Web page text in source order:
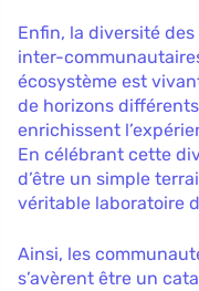
Enfin, la diversité
inter-
écosystème est
de horizons
enrichissent
En célébrant cette
d’être un simple
véritable laboratoire
Ainsi, les
s’avèrent être un